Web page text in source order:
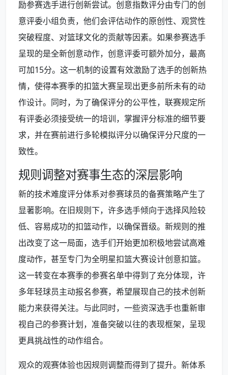
励参赛选手进行创新尝试。创意指数评分由专门的创
意评委小组负责，他们会评估动作的原创性、观赏性
突破程度、对篮球文化的贡献等因素。如果参赛选手
呈现的是全新创意动作，创意评委可额外加分，最高
可加15分。这一机制的设置有效激励了选手的创新热
情，使得本赛季的扣篮大赛呈现出更多前所未有的动
作设计。同时，为了确保评分的公平性，联赛规定所
有评委必须接受统一的培训，掌握评分标准的细节要
求，并在赛前进行多轮模拟评分以确保评分尺度的一
致性。
规则调整对赛事生态的深层影响
新的技术难度评分体系对参赛球员的备赛策略产生了
显著影响。在旧规则下，许多选手倾向于选择风险较
低、容易成功的扣篮动作，以确保晋级。新规则的推
出改变了这一局面，选手们开始更加积极地尝试高难
度动作，甚至专门为全明星扣篮大赛设计创意扣篮。
这一转变在本赛季的参赛名单中得到了充分体现，许
多年轻球员主动报名参赛，希望展现自己的技术创新
能力来获得关注。与此同时，一些资深选手也重新审
视自己的参赛计划，准备突破以往的表现框架，呈现
更具挑战性的动作组合。
观众的观赛体验也因规则调整而得到了提升。新体系